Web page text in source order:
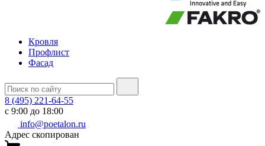
Кровля
Профлист
Фасад
8 (495) 221-64-55
с 9:00 до 18:00
info@poetalon.ru
Адрес скопирован